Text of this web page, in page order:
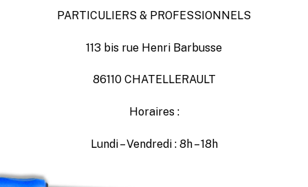
PARTICULIERS & PROFESSIONNELS
113 bis rue Henri Barbusse
86110 CHATELLERAULT
Horaires :
Lundi – Vendredi : 8h – 18h